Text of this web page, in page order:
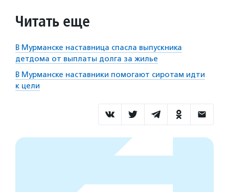
Читать еще
В Мурманске наставница спасла выпускника
детдома от выплаты долга за жилье
В Мурманске наставники помогают сиротам идти
к цели